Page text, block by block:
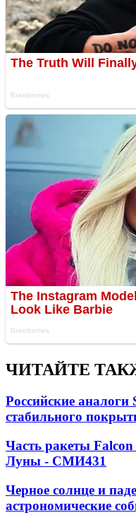
ЧИТАЙТЕ
Российские
стабильного
Часть ракеты Falcon
Луны - СМИ431
Черное солнце и
астрономические